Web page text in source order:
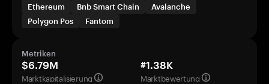
Ethereum
Bnb Smart Chain
Avalanche
Polygon Pos
Fantom
Metriken
$6.79M
Marktkapitalisierung
#1.38K
Marktbewertung